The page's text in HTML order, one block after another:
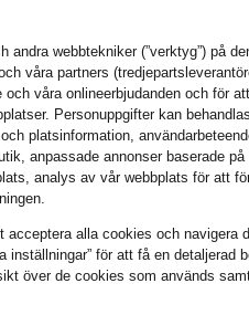
oui
paul
green
andra webbtekniker (”verktyg”) på
våra partners
våra onlineerbjudanden och för
Personuppgifter kan
platsinformation,
anpassade annonser baserade på
analys av vår webbplats för att
acceptera alla cookies och navigera
inställningar” för att få en detaljerad
över de cookies som används